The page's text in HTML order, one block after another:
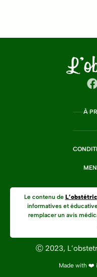
À
Le contenu de
informatives et
remplacer un avis
Ⓒ 2023,
Made with ❤️